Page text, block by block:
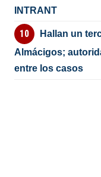
INTRANT
Hallan un
Almácigos;
entre los casos